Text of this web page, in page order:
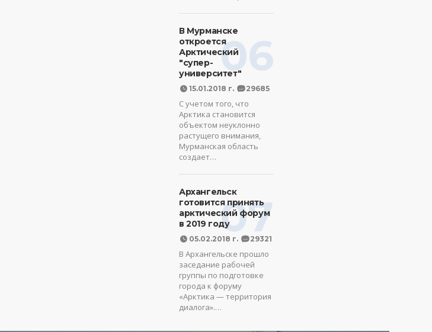
06
В Мурманске
откроется
Арктический
"супер-
университет"
15.01.2018 г. 29685
С учетом того, что
Арктика становится
объектом неуклонно
растущего внимания,
Мурманская область
создает…
07
Архангельск
готовится принять
арктический форум
в 2019 году
05.02.2018 г. 29321
В Архангельске прошло
заседание рабочей
группы по подготовке
города к форуму
«Арктика — территория
диалога».…